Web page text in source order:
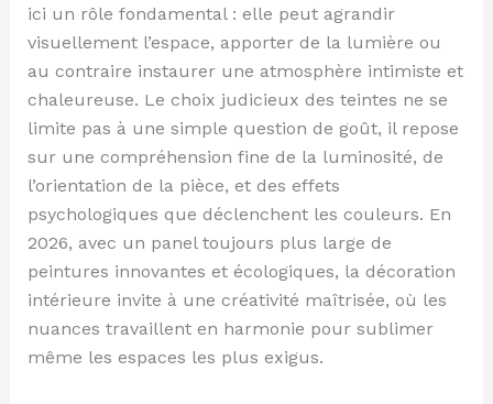
ici un rôle fondamental : elle peut agrandir
visuellement l’espace, apporter de la lumière ou
au contraire instaurer une atmosphère intimiste et
chaleureuse. Le choix judicieux des teintes ne se
limite pas à une simple question de goût, il repose
sur une compréhension fine de la luminosité, de
l’orientation de la pièce, et des effets
psychologiques que déclenchent les couleurs. En
2026, avec un panel toujours plus large de
peintures innovantes et écologiques, la décoration
intérieure invite à une créativité maîtrisée, où les
nuances travaillent en harmonie pour sublimer
même les espaces les plus exigus.